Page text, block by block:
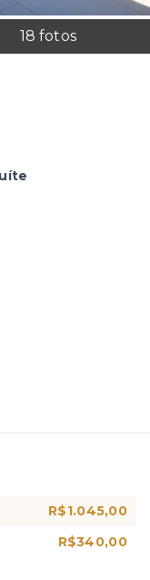
18 fotos
R$1.045,00
R$340,00